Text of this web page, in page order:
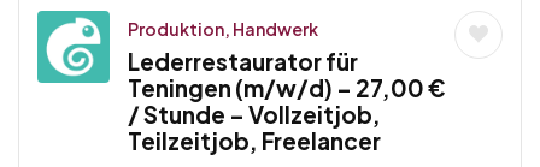
Produktion, Handwerk
Lederrestaurator für
Teningen (m/w/d) – 27,00 €
/ Stunde – Vollzeitjob,
Teilzeitjob, Freelancer